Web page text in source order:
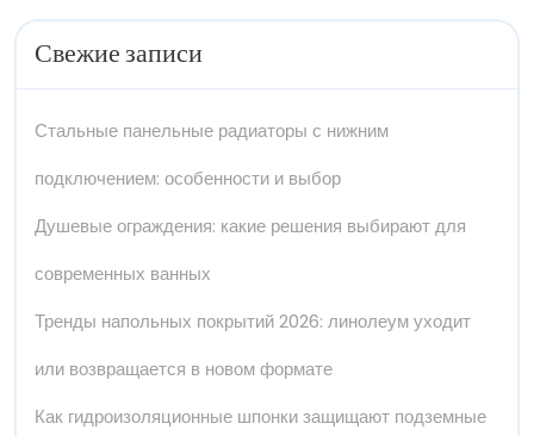
Свежие записи
Стальные панельные радиаторы с нижним
подключением: особенности и выбор
Душевые ограждения: какие решения выбирают для
современных ванных
Тренды напольных покрытий 2026: линолеум уходит
или возвращается в новом формате
Как гидроизоляционные шпонки защищают подземные